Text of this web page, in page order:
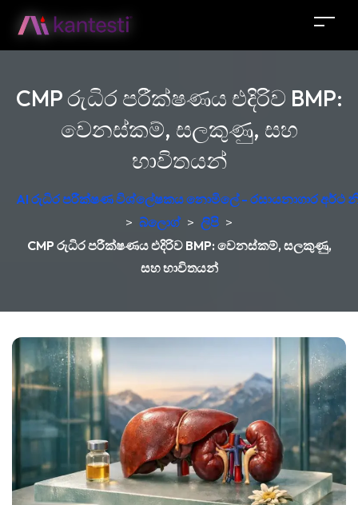
CMP රුධිර පරීක්ෂණය එදිරිව BMP:
වෙනස්කම්, සලකුණු, සහ
භාවිතයන්
AI රුධිර පරීක්ෂණ විශ්ලේෂකය නොමිලේ - රසායනාගාර අර්ථ
> බ්ලොග් > ලිපි >
CMP රුධිර පරීක්ෂණය එදිරිව BMP: වෙනස්කම්, සලකුණු,
සහ භාවිතයන්